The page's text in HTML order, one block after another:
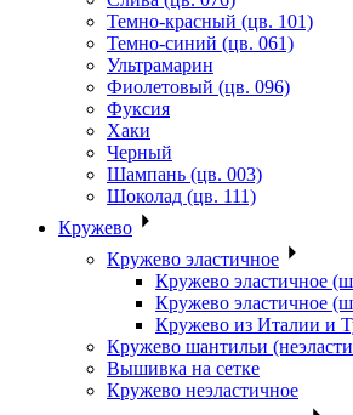
Темно-красный (цв. 101)
Темно-синий (цв. 061)
Ультрамарин
Фиолетовый (цв. 096)
Фуксия
Хаки
Черный
Шампань (цв. 003)
Шоколад (цв. 111)
Кружево
Кружево эластичное
Кружево эластичное
Кружево эластичное
Кружево из Италии и
Кружево шантильи
Вышивка на сетке
Кружево неэластичное